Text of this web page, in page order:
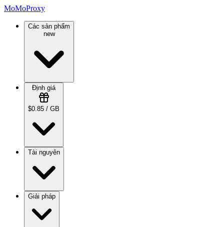
MoMoProxy
Các sản phẩm
new
Định giá
$0.85 / GB
Tài nguyên
Giải pháp